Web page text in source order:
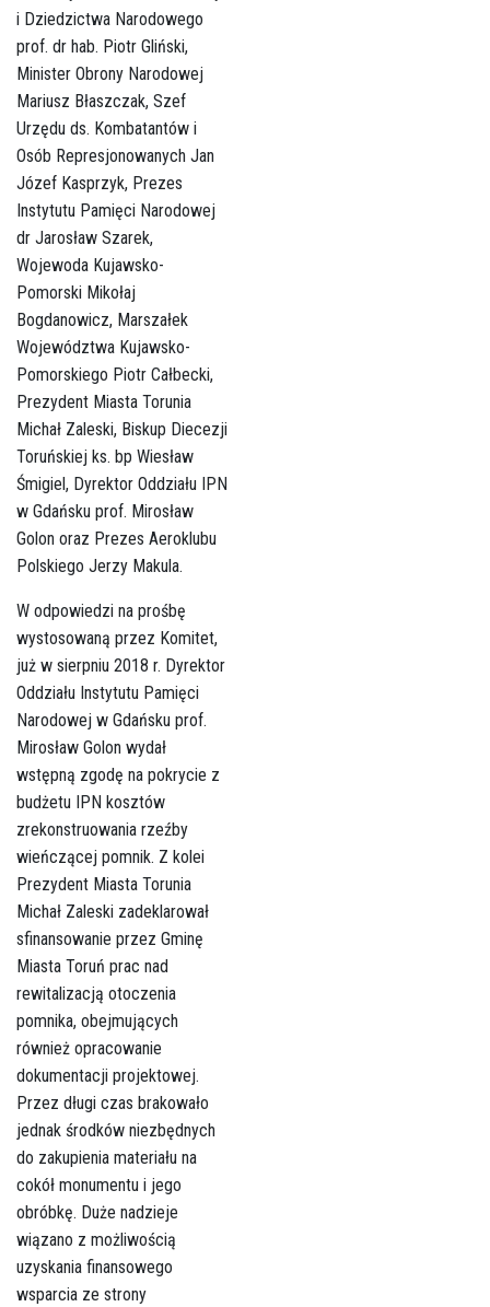
i Dziedzictwa Narodowego
prof. dr hab. Piotr Gliński,
Minister Obrony Narodowej
Mariusz Błaszczak, Szef
Urzędu ds. Kombatantów i
Osób Represjonowanych Jan
Józef Kasprzyk, Prezes
Instytutu Pamięci Narodowej
dr Jarosław Szarek,
Wojewoda Kujawsko-
Pomorski Mikołaj
Bogdanowicz, Marszałek
Województwa Kujawsko-
Pomorskiego Piotr Całbecki,
Prezydent Miasta Torunia
Michał Zaleski, Biskup Diecezji
Toruńskiej ks. bp Wiesław
Śmigiel, Dyrektor Oddziału IPN
w Gdańsku prof. Mirosław
Golon oraz Prezes Aeroklubu
Polskiego Jerzy Makula.
W odpowiedzi na prośbę
wystosowaną przez Komitet,
już w sierpniu 2018 r. Dyrektor
Oddziału Instytutu Pamięci
Narodowej w Gdańsku prof.
Mirosław Golon wydał
wstępną zgodę na pokrycie z
budżetu IPN kosztów
zrekonstruowania rzeźby
wieńczącej pomnik. Z kolei
Prezydent Miasta Torunia
Michał Zaleski zadeklarował
sfinansowanie przez Gminę
Miasta Toruń prac nad
rewitalizacją otoczenia
pomnika, obejmujących
również opracowanie
dokumentacji projektowej.
Przez długi czas brakowało
jednak środków niezbędnych
do zakupienia materiału na
cokół monumentu i jego
obróbkę. Duże nadzieje
wiązano z możliwością
uzyskania finansowego
wsparcia ze strony